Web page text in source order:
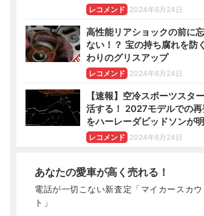
レコメンド 2024年6月24日
高性能リアショックの前に
ない！？ 宝の持ち腐れを防
わりのグリスアップ
レコメンド 2024年6月24日
【速報】空冷スポーツスタ
活する！ 2027モデルでの
をハーレーダビッドソンが
レコメンド 2024年6月24日
あなたの愛車が高く売れる！
電話が一切こない新査定「マイカースカウ
ト」